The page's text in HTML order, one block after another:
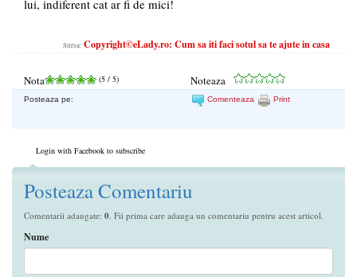
lui, indiferent cat ar fi de mici!
Sursa: Copyright©eLady.ro: Cum sa iti faci sotul sa te ajute in casa
Nota (5 / 5) Noteaza
Posteaza pe: Comenteaza Print
Login with Facebook to subscribe
Posteaza Comentariu
Comentarii adaugate: 0 . Fii prima care adauga un comentariu pentru acest articol.
Nume